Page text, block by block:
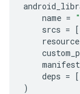
name =
srcs = [
manifest
deps = [
)